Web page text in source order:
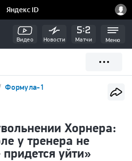
Видео Новости Матчи Меню
Формула-1
Хорнера:
у тренера не
уйти»